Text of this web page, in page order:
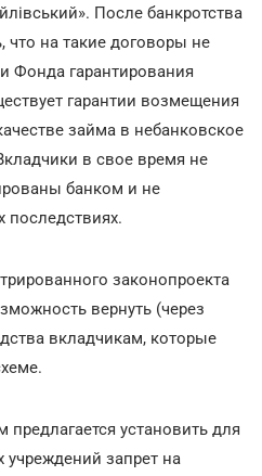
После банкротства
что на такие договоры не
Фонда гарантирования
гарантии возмещения
займа в небанковское
в свое время не
банком и не
законопроекта
вернуть (через
вкладчикам, которые
установить для
запрет на